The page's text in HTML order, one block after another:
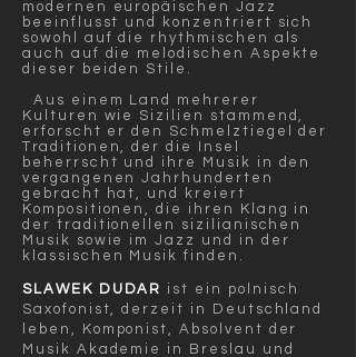
modernen europäischen Jazz
beeinflusst und konzentriert sich
sowohl auf die rhythmischen als
auch auf die melodischen Aspekte
dieser beiden Stile.
Aus einem Land mehrerer
Kulturen wie Sizilien stammend,
erforscht er den Schmelztiegel der
Traditionen, der die Insel
beherrscht und ihre Musik in den
vergangenen Jahrhunderten
gebracht hat, und kreiert
Kompositionen, die ihren Klang in
der traditionellen sizilianischen
Musik sowie im Jazz und in der
klassischen Musik finden.
SLAWEK DUDAR ist ein polnisch
Saxofonist, derzeit in Deutschland
leben, Komponist, Absolvent der
Musik Akademie in Breslau und